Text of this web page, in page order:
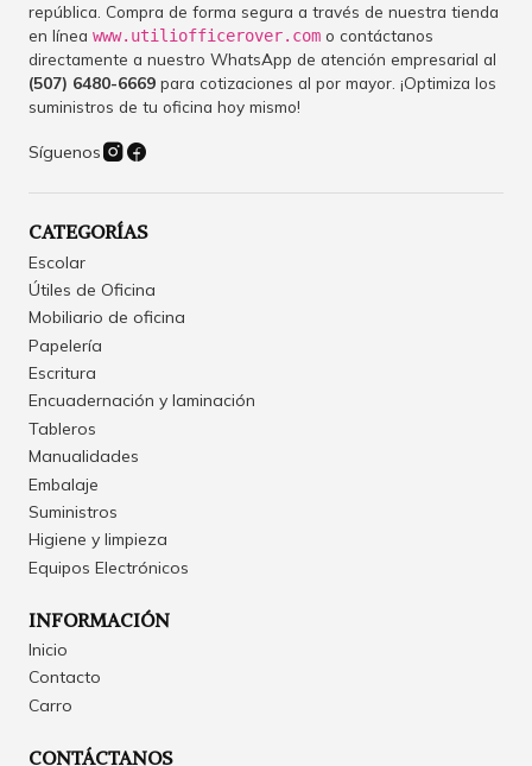
república. Compra de forma segura a través de nuestra tienda
en línea www.utiliofficerover.com o contáctanos
directamente a nuestro WhatsApp de atención empresarial al
(507) 6480-6669 para cotizaciones al por mayor. ¡Optimiza los
suministros de tu oficina hoy mismo!
Síguenos
CATEGORÍAS
Escolar
Útiles de Oficina
Mobiliario de oficina
Papelería
Escritura
Encuadernación y laminación
Tableros
Manualidades
Embalaje
Suministros
Higiene y limpieza
Equipos Electrónicos
INFORMACIÓN
Inicio
Contacto
Carro
CONTÁCTANOS